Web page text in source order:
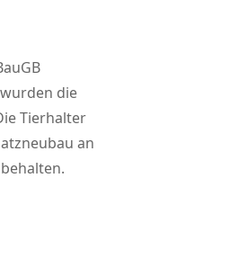
die
Tierhalter
an